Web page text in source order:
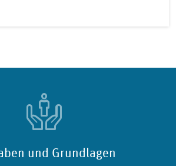
und Grundlagen